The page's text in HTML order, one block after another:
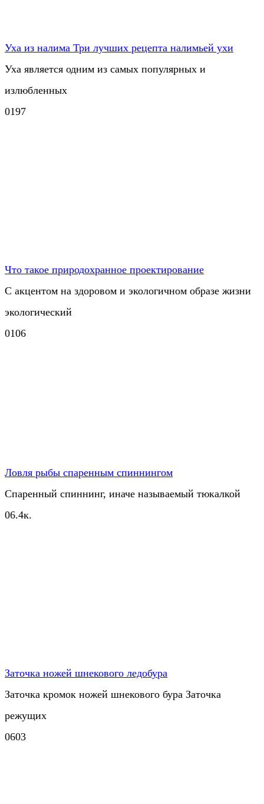
Уха из налима Три лучших рецепта налимьей ухи
Уха является одним из самых популярных и
излюбленных
0197
Что такое природохранное проектирование
С акцентом на здоровом и экологичном образе жизни
экологический
0106
Ловля рыбы спаренным спиннингом
Спаренный спиннинг, иначе называемый тюкалкой
06.4к.
Заточка ножей шнекового ледобура
Заточка кромок ножей шнекового бура Заточка
режущих
0603